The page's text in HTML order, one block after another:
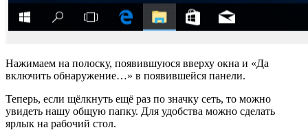
Нажимаем на полоску, появившуюся вверху окна и «Да
включить обнаружение…» в появившейся панели.
Теперь, если щёлкнуть ещё раз по значку сеть, то можно
увидеть нашу общую папку. Для удобства можно сделать
ярлык на рабочий стол.